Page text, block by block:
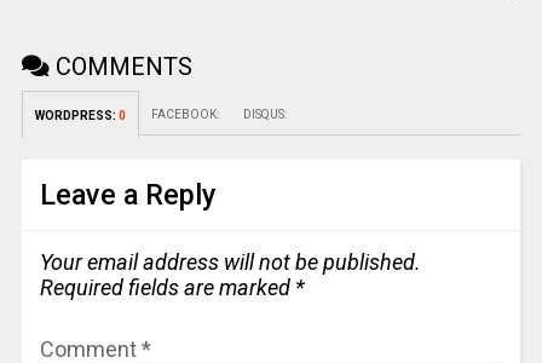
COMMENTS
WORDPRESS: 0 FACEBOOK: DISQUS:
Leave a Reply
Your email address will not be published.
Required fields are marked *
Comment*